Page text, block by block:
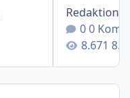
Redaktion
0